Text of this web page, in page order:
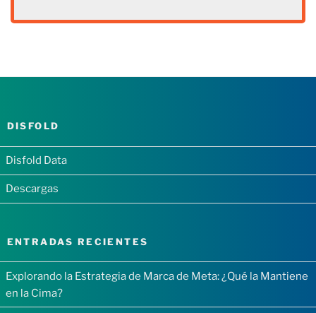
DISFOLD
Disfold Data
Descargas
ENTRADAS RECIENTES
Explorando la Estrategia de Marca de Meta: ¿Qué la Mantiene
en la Cima?